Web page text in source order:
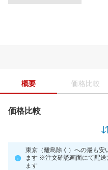
概要 価格比較
価格比較
東京（離島除く）への最も安
ます ※注文確認画面にて配送
ます